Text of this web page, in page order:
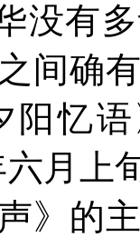
没有
间确
阳忆
月上
》的